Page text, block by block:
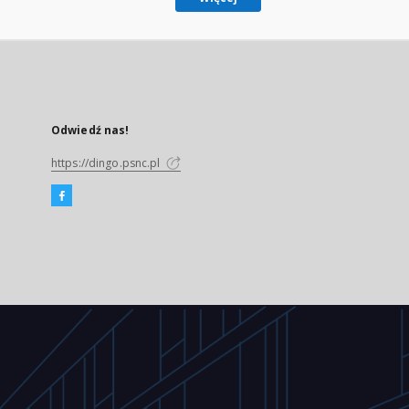
Odwiedź nas!
https://dingo.psnc.pl